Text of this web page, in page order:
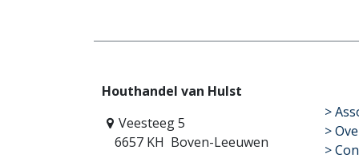
Houthandel van Hulst
Veesteeg 5
6657 KH Boven-Leeuwen
​>
>
>